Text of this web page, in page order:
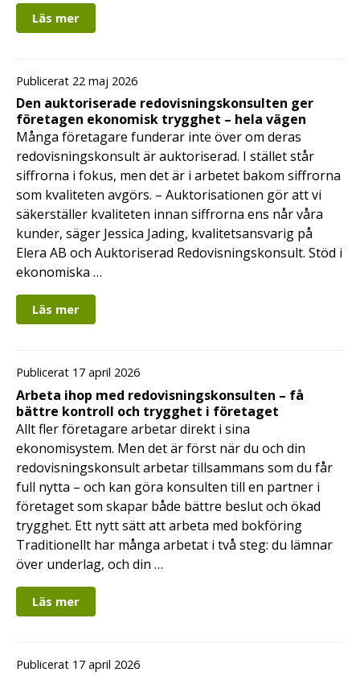
Läs mer
Publicerat 22 maj 2026
Den auktoriserade redovisningskonsulten ger
företagen ekonomisk trygghet – hela vägen
Många företagare funderar inte över om deras
redovisningskonsult är auktoriserad. I stället står
siffrorna i fokus, men det är i arbetet bakom siffrorna
som kvaliteten avgörs. – Auktorisationen gör att vi
säkerställer kvaliteten innan siffrorna ens når våra
kunder, säger Jessica Jading, kvalitetsansvarig på
Elera AB och Auktoriserad Redovisningskonsult. Stöd i
ekonomiska …
Läs mer
Publicerat 17 april 2026
Arbeta ihop med redovisningskonsulten – få
bättre kontroll och trygghet i företaget
Allt fler företagare arbetar direkt i sina
ekonomisystem. Men det är först när du och din
redovisningskonsult arbetar tillsammans som du får
full nytta – och kan göra konsulten till en partner i
företaget som skapar både bättre beslut och ökad
trygghet. Ett nytt sätt att arbeta med bokföring
Traditionellt har många arbetat i två steg: du lämnar
över underlag, och din …
Läs mer
Publicerat 17 april 2026